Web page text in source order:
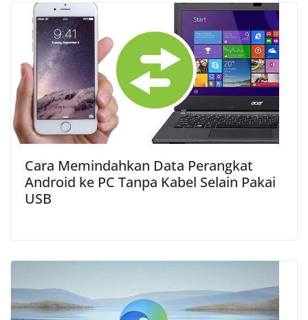
Cara Memindahkan Data Perangkat
Android ke PC Tanpa Kabel Selain Pakai
USB